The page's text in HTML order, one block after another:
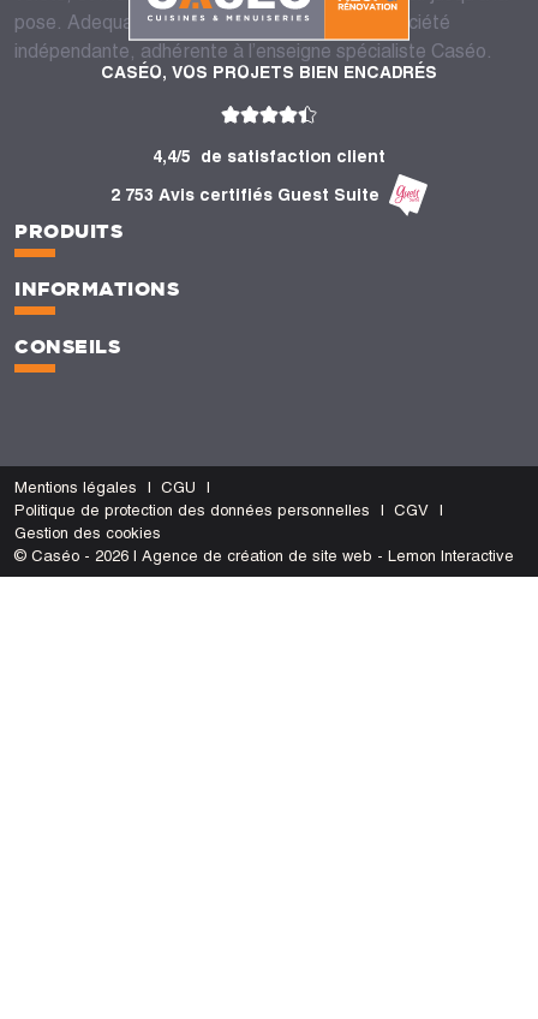
pose. Adequate Fermeture Groupe est une société
indépendante, adhérente à l’enseigne spécialiste Caséo.
CASÉO, VOS PROJETS BIEN ENCADRÉS
4,4/5
de satisfaction client
2 753 Avis certifiés Guest Suite
PRODUITS
INFORMATIONS
CONSEILS
Mentions légales
CGU
Politique de protection des données personnelles
CGV
Gestion des cookies
© Caséo - 2026 | Agence de création de site web - Lemon Interactive